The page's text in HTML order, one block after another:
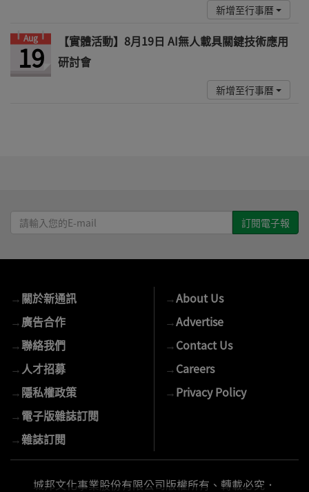
新增至行事曆
Aug
19
【實體活動】8月19日 AI無人載具關鍵技術應用
研討會
新增至行事曆
請
輸
E-
mail
→關於新通訊
→廣告合作
→聯絡我們
→ 人才招募
→隱私權政策
→電子版雜誌訂閱
→雜誌訂閱
→About Us
→Advertise
→Contact Us
→Careers
→Privacy Policy
城邦文化事業股份有限公司版權所有、轉載必究．